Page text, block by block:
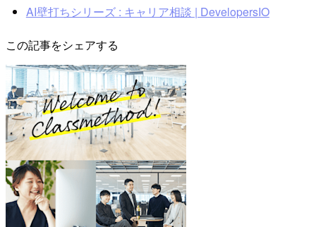
AI壁打ちシリーズ : キャリア相談 | DevelopersIO
この記事をシェアする